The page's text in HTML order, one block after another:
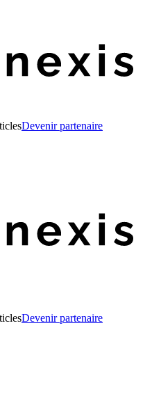
Devenir partenaire
Devenir partenaire